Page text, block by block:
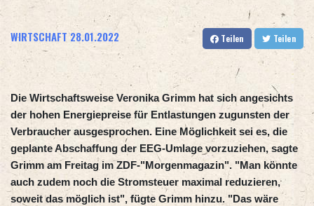
WIRTSCHAFT 28.01.2022 Teilen Teilen
Die Wirtschaftsweise Veronika Grimm hat sich angesichts
der hohen Energiepreise für Entlastungen zugunsten der
Verbraucher ausgesprochen. Eine Möglichkeit sei es, die
geplante Abschaffung der EEG-Umlage vorzuziehen, sagte
Grimm am Freitag im ZDF-"Morgenmagazin". "Man könnte
auch zudem noch die Stromsteuer maximal reduzieren,
soweit das möglich ist", fügte Grimm hinzu. "Das wäre